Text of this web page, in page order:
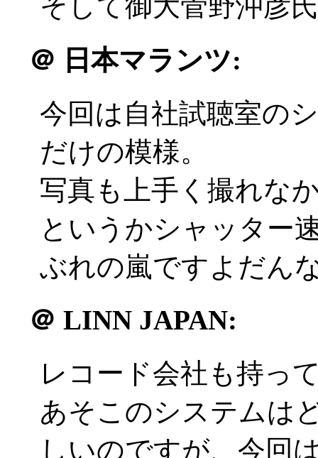
そして御大菅野沖彦
＠ 日本マランツ:
今回は自社試聴室の
だけの模様。
写真も上手く撮れな
というかシャッター
ぶれの嵐ですよだん
＠ LINN JAPAN:
レコード会社も持っ
あそこのシステムは
しいのですが、今回